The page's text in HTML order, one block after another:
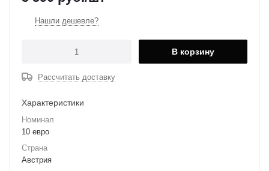
Нашли дешевле?
В корзину
Рассчитать доставку
Характеристики
Номинал
10 евро
Страна
Австрия